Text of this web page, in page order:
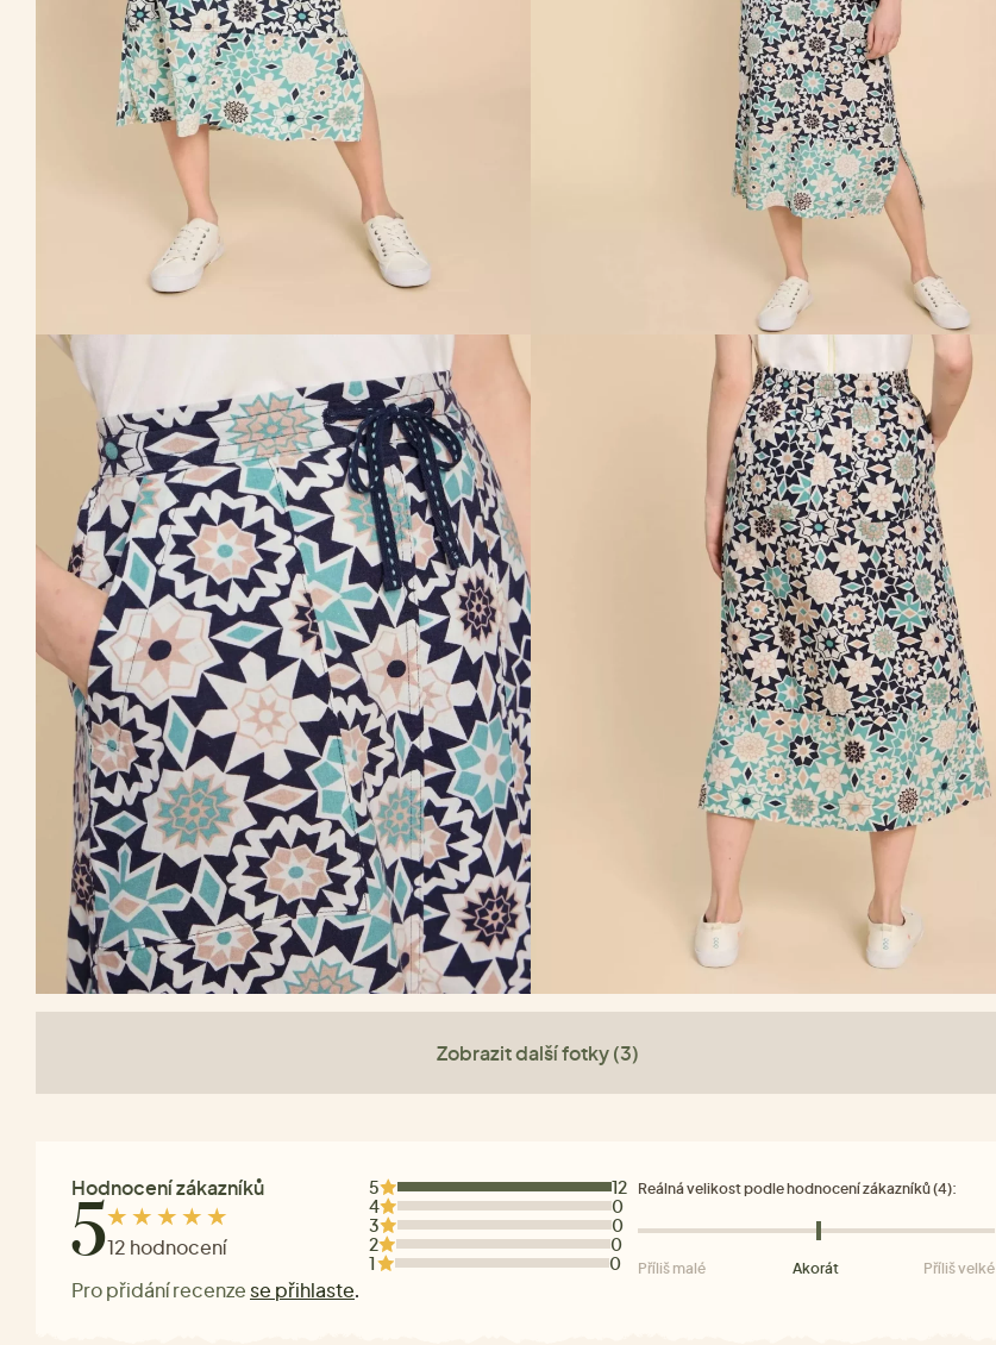
Zobrazit další fotky (3)
Hodnocení zákazníků
512 hodnocení
Pro přidání recenze se přihlaste.
5
12
4
0
3
0
2
0
1
0
Reálná velikost podle hodnocení zákazníků (4):
Příliš malé Akorát Příliš velké